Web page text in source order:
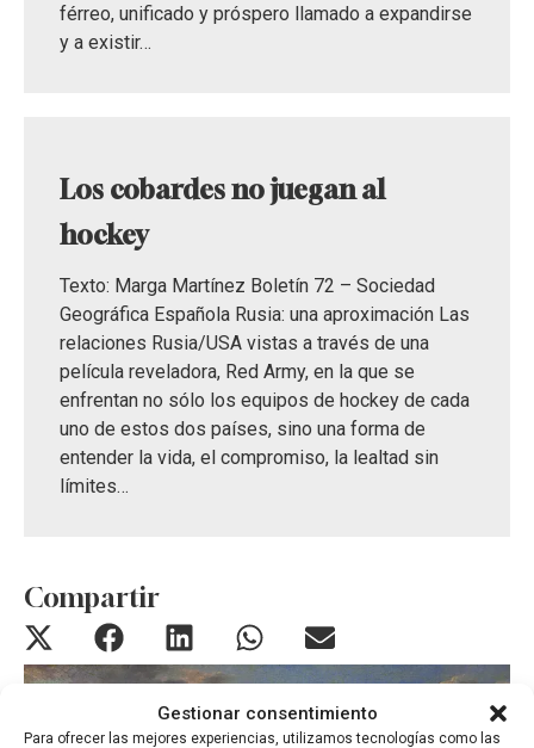
Gestionar consentimiento
Para ofrecer las mejores experiencias, utilizamos tecnologías como las
férreo, unificado y próspero llamado a expandirse
y a existir…
Los cobardes no juegan al
hockey
Texto: Marga Martínez Boletín 72 – Sociedad
Geográfica Española Rusia: una aproximación Las
relaciones Rusia/USA vistas a través de una
película reveladora, Red Army, en la que se
enfrentan no sólo los equipos de hockey de cada
uno de estos dos países, sino una forma de
entender la vida, el compromiso, la lealtad sin
límites…
Compartir